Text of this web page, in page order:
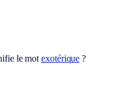
le motexotérique ?